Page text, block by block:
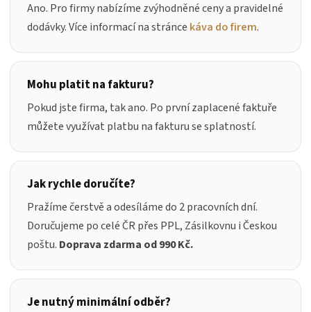
Ano. Pro firmy nabízíme zvýhodněné ceny a pravidelné
dodávky. Více informací na stránce káva do firem.
Mohu platit na fakturu?
Pokud jste firma, tak ano. Po první zaplacené faktuře
můžete využívat platbu na fakturu se splatností.
Jak rychle doručíte?
Pražíme čerstvě a odesíláme do 2 pracovních dní.
Doručujeme po celé ČR přes PPL, Zásilkovnu i Českou
poštu. Doprava zdarma od 990 Kč.
Je nutný minimální odběr?